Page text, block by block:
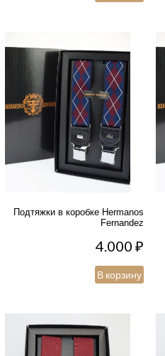
Подтяжки в коробке Hermanos
Fernandez
4.000₽
В корзину